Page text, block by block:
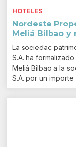
HOTELES
Nordeste
Meliá Bilbao y
La sociedad
S.A. ha
Meliá Bilbao a la
S.A. por un importe